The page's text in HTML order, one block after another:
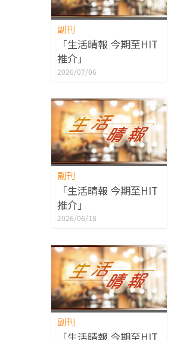
副刊
「生活晴報 今期至HIT
推介」
2026/07/06
副刊
「生活晴報 今期至HIT
推介」
2026/06/18
副刊
「生活晴報 今期至HIT